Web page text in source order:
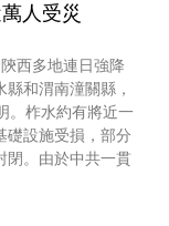
人受災
西多地連日強降
和渭南潼關縣，
。柞水約有將近一
礎設施受損，部分
閉。由於中共一貫